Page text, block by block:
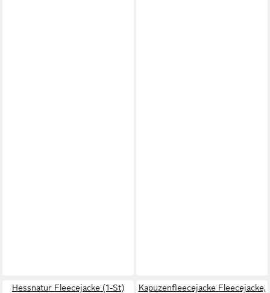
Hessnatur Fleecejacke (1-St)
Kapuzenfleecejacke Fleecejacke,